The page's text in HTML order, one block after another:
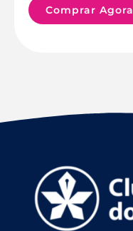
Comprar Agora